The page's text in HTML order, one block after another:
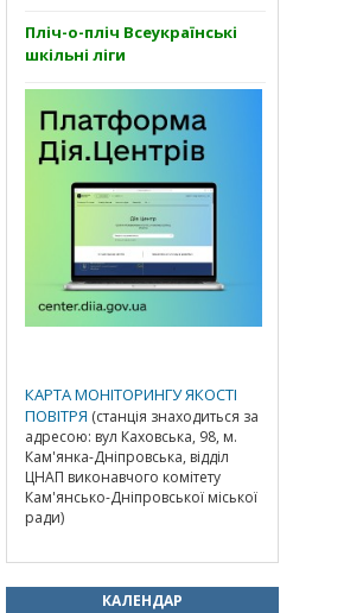
Пліч-о-пліч Всеукраїнські
шкільні ліги
КАРТА МОНІТОРИНГУ ЯКОСТІ
ПОВІТРЯ (станція знаходиться за
адресою: вул Каховська, 98, м.
Кам'янка-Дніпровська, відділ
ЦНАП виконавчого комітету
Кам'янсько-Дніпровської міської
ради)
КАЛЕНДАР